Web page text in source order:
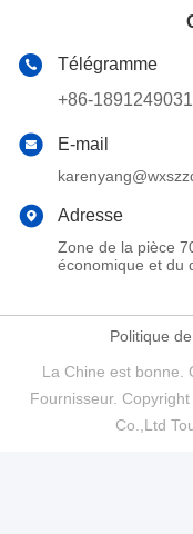
Télégramme
+86-
E-mail
Adresse
Zone de la pièce
économique et du
Politique
La Chine est bonne.
Fournisseur.
Co.,Ltd